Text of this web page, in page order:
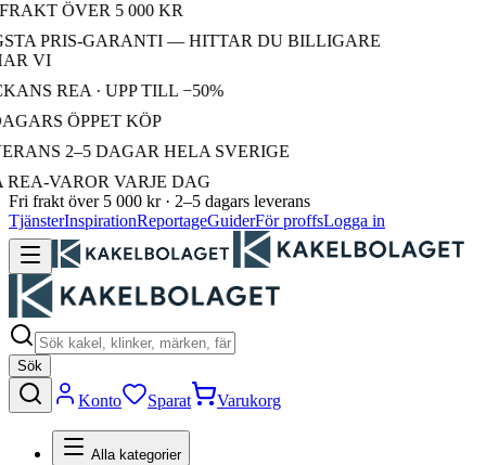
ÖVER 5 000 KR
PRIS-GARANTI — HITTAR DU BILLIGARE
VI
REA · UPP TILL −50%
ÖPPET KÖP
2–5 DAGAR HELA SVERIGE
VAROR VARJE DAG
Fri frakt över 5 000 kr · 2–5 dagars leverans
TjänsterInspirationReportageGuiderFör proffsLogga in
Sök
Konto Sparat Varukorg
Alla kategorier